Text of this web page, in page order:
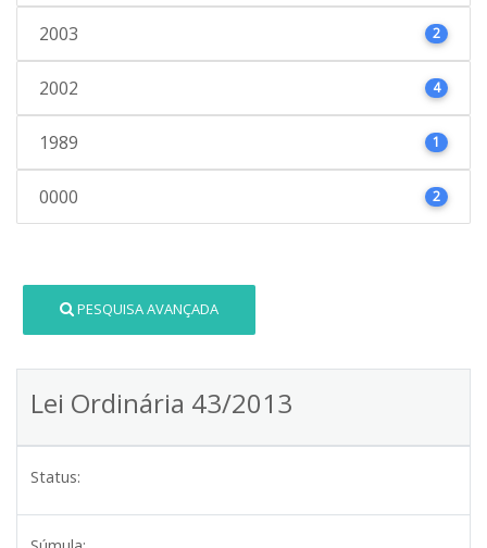
2003 2
2002 4
1989 1
0000 2
PESQUISA AVANÇADA
Lei Ordinária 43/2013
Status: